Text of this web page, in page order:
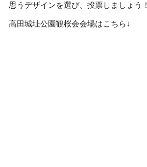
思うデザインを選び、投票しましょう！
高田城址公園観桜会会場はこちら↓